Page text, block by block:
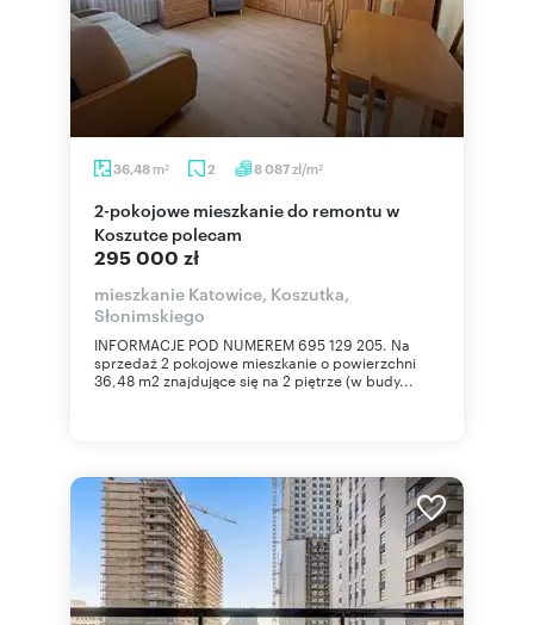
36,48 m2 2 8 087zł/m2
2-pokojowe mieszkanie do remontu w
Koszutce polecam
295 000 zł
mieszkanie Katowice, Koszutka,
Słonimskiego
INFORMACJE POD NUMEREM 695 129 205. Na
sprzedaż 2 pokojowe mieszkanie o powierzchni
36,48 m2 znajdujące się na 2 piętrze (w budy...